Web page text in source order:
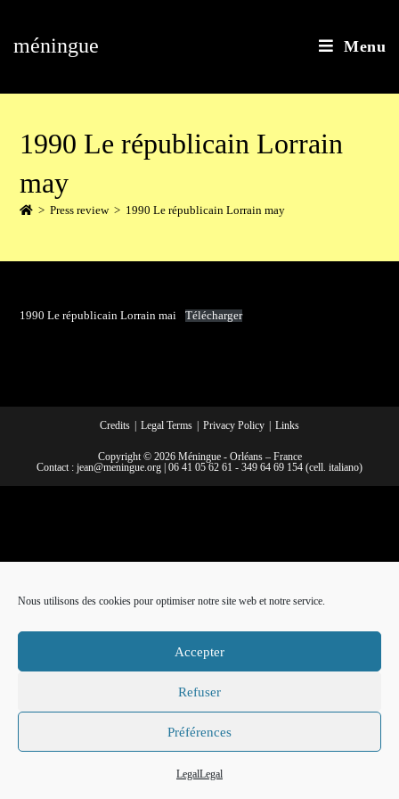
Nous utilisons des cookies pour optimiser notre site web et notre service.
Accepter
Refuser
Préférences
LegalLegal
méningue Menu
1990 Le républicain Lorrain
may
> Press review > 1990 Le républicain Lorrain may
1990 Le républicain Lorrain mai Télécharger
Credits Legal Terms Privacy Policy Links
Copyright © 2026 Méningue - Orléans – France
Contact : jean@meningue.org 06 41 05 62 61 - 349 64 69 154 (cell. italiano)